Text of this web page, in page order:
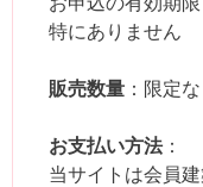
特にありません
販売数量 ：限定
お支払い方法：
当サイトは会員